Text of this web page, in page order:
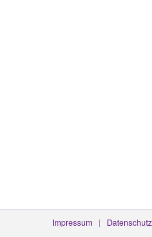
Footermenü
Impressum Datenschutz